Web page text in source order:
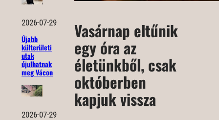
2026-07-29
Újabb
külterületi
utak
újulhatnak
meg Vácon
2026-07-29
Vasárnap eltűnik
egy óra az
életünkből, csak
októberben
kapjuk vissza